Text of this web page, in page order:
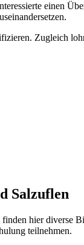
einen
Zugleich
Salzuflen
hier diverse
teilnehmen.